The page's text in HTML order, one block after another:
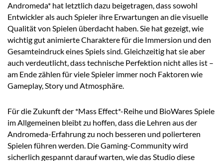
Andromeda* hat letztlich dazu beigetragen, dass sowohl
Entwickler als auch Spieler ihre Erwartungen an die visuelle
Qualität von Spielen überdacht haben. Sie hat gezeigt, wie
wichtig gut animierte Charaktere für die Immersion und den
Gesamteindruck eines Spiels sind. Gleichzeitig hat sie aber
auch verdeutlicht, dass technische Perfektion nicht alles ist –
am Ende zählen für viele Spieler immer noch Faktoren wie
Gameplay, Story und Atmosphäre.
Für die Zukunft der *Mass Effect*-Reihe und BioWares Spiele
im Allgemeinen bleibt zu hoffen, dass die Lehren aus der
Andromeda-Erfahrung zu noch besseren und polierteren
Spielen führen werden. Die Gaming-Community wird
sicherlich gespannt darauf warten, wie das Studio diese